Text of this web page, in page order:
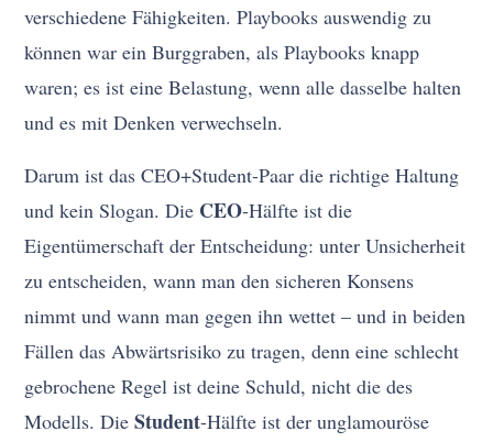
verschiedene Fähigkeiten. Playbooks auswendig zu
können war ein Burggraben, als Playbooks knapp
waren; es ist eine Belastung, wenn alle dasselbe halten
und es mit Denken verwechseln.
Darum ist das CEO+Student-Paar die richtige Haltung
und kein Slogan. Die CEO-Hälfte ist die
Eigentümerschaft der Entscheidung: unter Unsicherheit
zu entscheiden, wann man den sicheren Konsens
nimmt und wann man gegen ihn wettet – und in beiden
Fällen das Abwärtsrisiko zu tragen, denn eine schlecht
gebrochene Regel ist deine Schuld, nicht die des
Modells. DieStudent-Hälfte ist der unglamouröse